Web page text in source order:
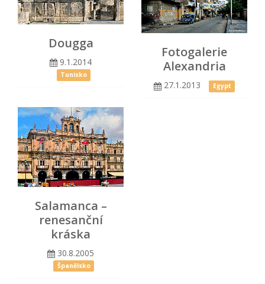
Dougga
9.1.2014
Tunisko
Fotogalerie
Alexandria
27.1.2013 Egypt
Salamanca –
renesanční
kráska
30.8.2005
Španělsko